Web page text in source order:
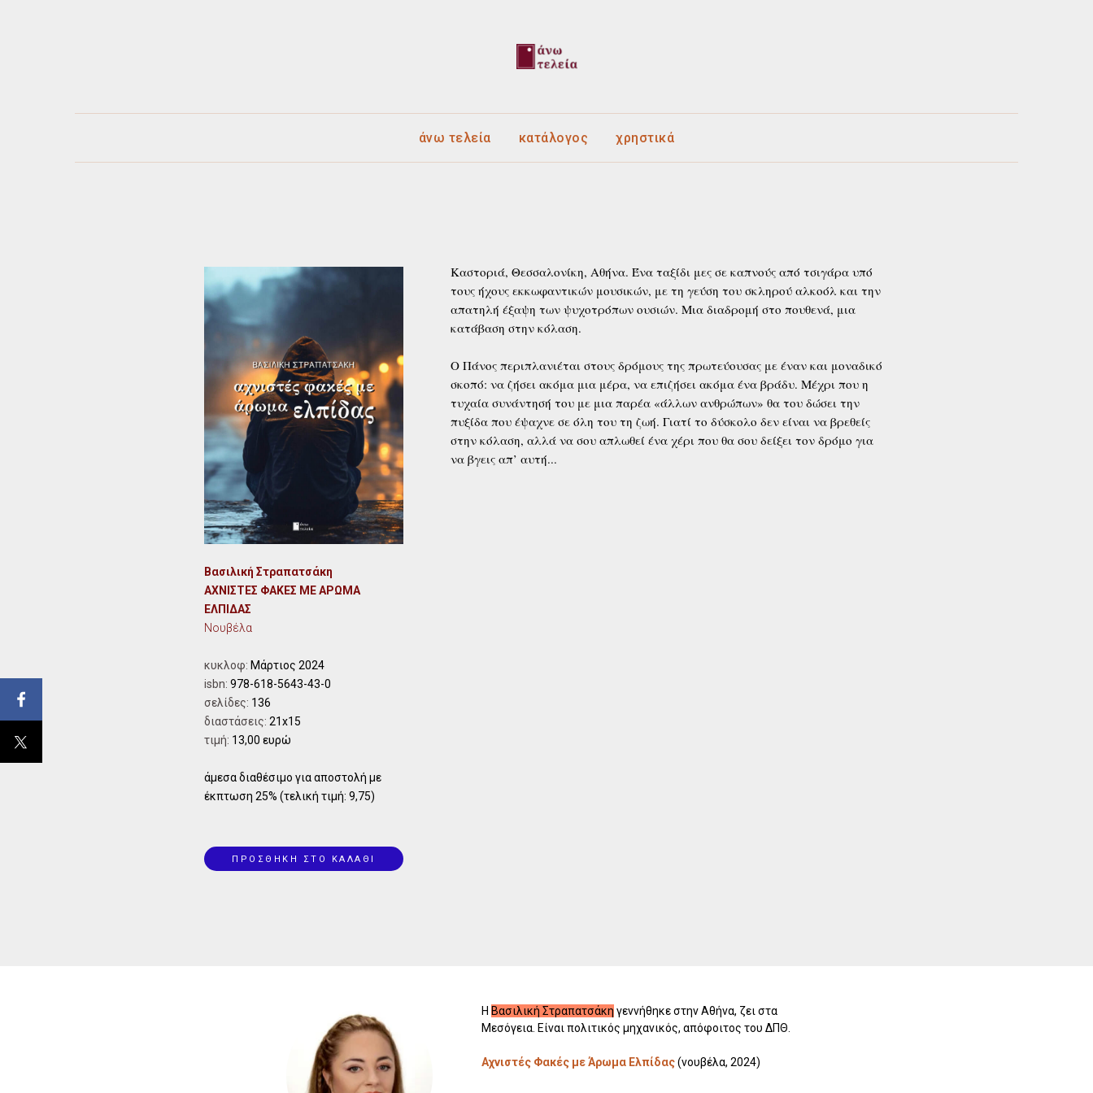
άνω τελεία κατάλογος χρηστικά
Βασιλική Στραπατσάκη
ΑΧΝΙΣΤΕΣ ΦΑΚΕΣ ΜΕ ΑΡΩΜΑ
ΕΛΠΙΔΑΣ
Νουβέλα
κυκλοφ: Μάρτιος 2024
isbn: 978-618-5643-43-0
σελίδες: 136
διαστάσεις: 21x15
τιμή: 13,00 ευρώ
άμεσα διαθέσιμο για αποστολή με
έκπτωση 25% (τελική τιμή: 9,75)
Καστοριά, Θεσσαλονίκη, Αθήνα. Ένα ταξίδι μες σε καπνούς από τσιγάρα υπό
τους ήχους εκκωφαντικών μουσικών, με τη γεύση του σκληρού αλκοόλ και την
απατηλή έξαψη των ψυχοτρόπων ουσιών. Μια διαδρομή στο πουθενά, μια
κατάβαση στην κόλαση.
Ο Πάνος περιπλανιέται στους δρόμους της πρωτεύουσας με έναν και μοναδικό
σκοπό: να ζήσει ακόμα μια μέρα, να επιζήσει ακόμα ένα βράδυ. Μέχρι που η
τυχαία συνάντησή του με μια παρέα «άλλων ανθρώπων» θα του δώσει την
πυξίδα που έψαχνε σε όλη του τη ζωή. Γιατί το δύσκολο δεν είναι να βρεθείς
στην κόλαση, αλλά να σου απλωθεί ένα χέρι που θα σου δείξει τον δρόμο για
να βγεις απ’ αυτή...
ΠΡΟΣΘΗΚΗ ΣΤΟ ΚΑΛΑΘΙ
Η Βασιλική Στραπατσάκη γεννήθηκε στην Αθήνα, ζει στα
Μεσόγεια. Είναι πολιτικός μηχανικός, απόφοιτος του ΔΠΘ.
Αχνιστές Φακές με Άρωμα Ελπίδας(νουβέλα, 2024)